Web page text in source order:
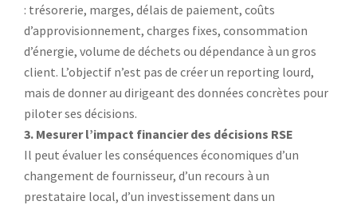
: trésorerie, marges, délais de paiement, coûts
d’approvisionnement, charges fixes, consommation
d’énergie, volume de déchets ou dépendance à un gros
client. L’objectif n’est pas de créer un reporting lourd,
mais de donner au dirigeant des données concrètes pour
piloter ses décisions.
3. Mesurer l’impact financier des décisions RSE
Il peut évaluer les conséquences économiques d’un
changement de fournisseur, d’un recours à un
prestataire local, d’un investissement dans un